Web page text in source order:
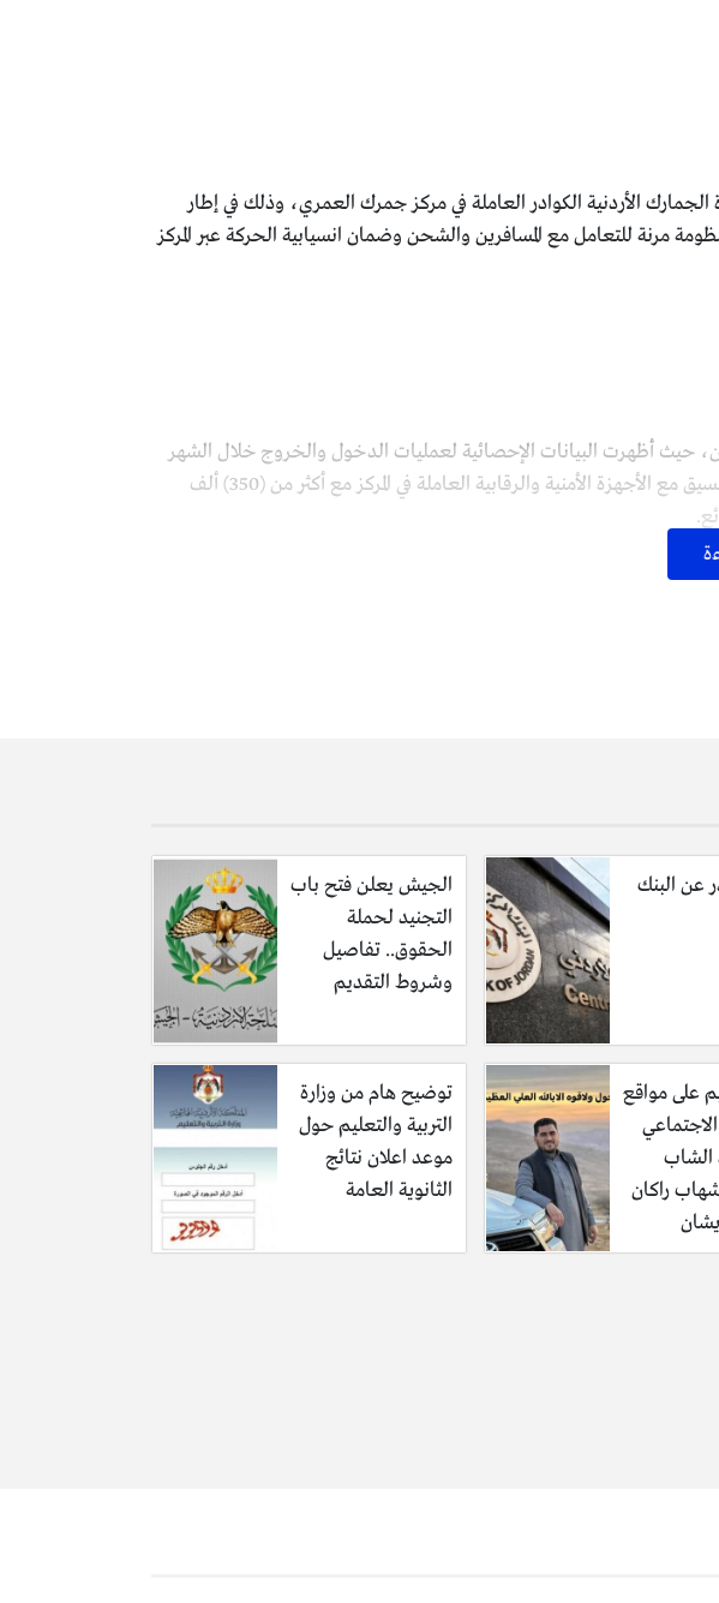
الأردنية الكوادر العاملة في مركز جمرك العمري، وذلك في إطار
مرنة للتعامل مع المسافرين والشحن وضمان انسيابية الحركة عبر المركز
حيث أظهرت البيانات الإحصائية لعمليات الدخول والخروج خلال الشهر
الماضي ارتفاعًا في حجم الحركة عبر المركز. وقد تعاملت الجمارك الأردنية وبالتشارك والتنسيق مع الأجهزة الأمنية والرقابية العاملة في المركز مع أكثر من (350) ألف
رفع مستوى الجاهزية التشغيلية وتقديم أفضل الخدمات للمسافرين
وتعمل على اتخاذ الإجراءات الاستباقية اللازمة لمواجهة أي زيادة
خاصة خلال موسم الصيف الذي يشهد نشاطًا متزايدًا وعودة أعداد
مؤكدةً أن التعاون والتنسيق المشترك بين مختلف الأجهزة يسهم في
الحدودية.
عن البنك
الجيش يعلن فتح باب
التجنيد لحملة
الحقوق.. تفاصيل
وشروط التقديم
على مواقع
الشاب
راكان
توضيح هام من وزارة
التربية والتعليم حول
موعد اعلان نتائج
الثانوية العامة